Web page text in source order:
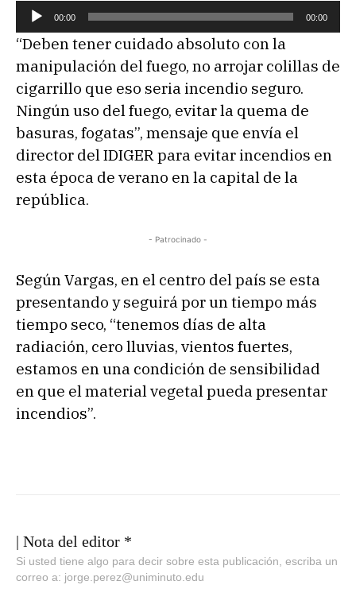
e
p
r
o
d
u
c
t
o
e
a
u
d
i
o
00:00 00:00
“Deben tener cuidado absoluto con la
manipulación del fuego, no arrojar colillas de
cigarrillo que eso seria incendio seguro.
Ningún uso del fuego, evitar la quema de
basuras, fogatas”, mensaje que envía el
director del IDIGER para evitar incendios en
esta época de verano en la capital de la
república.
- Patrocinado -
Según Vargas, en el centro del país se esta
presentando y seguirá por un tiempo más
tiempo seco, “tenemos días de alta
radiación, cero lluvias, vientos fuertes,
estamos en una condición de sensibilidad
en que el material vegetal pueda presentar
incendios”.
| Nota del editor *
Si usted tiene algo para decir sobre esta publicación, escriba un
correo a: jorge.perez@uniminuto.edu